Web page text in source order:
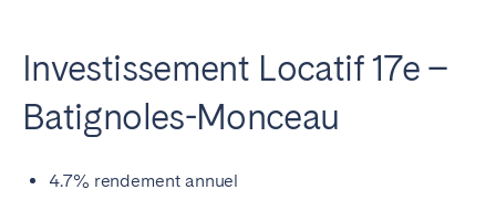
Investissement Locatif 17e –
Batignoles-Monceau
4.7% rendement annuel